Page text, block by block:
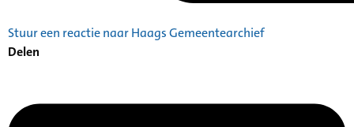
Stuur een reactie naar Haags Gemeentearchief
Delen